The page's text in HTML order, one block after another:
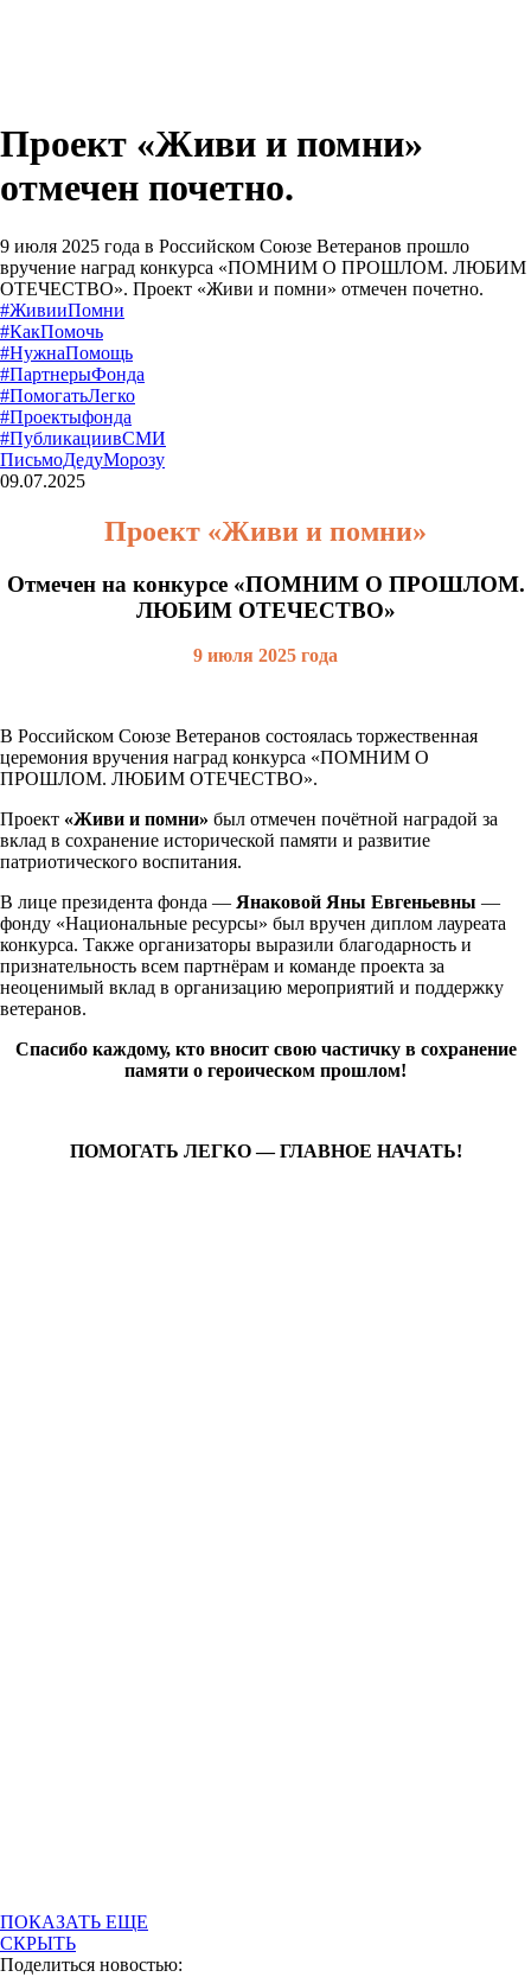
Проект «Живи и помни»
отмечен почетно.
9 июля 2025 года в Российском Союзе Ветеранов прошло
вручение наград конкурса «ПОМНИМ О ПРОШЛОМ. ЛЮБИМ
ОТЕЧЕСТВО». Проект «Живи и помни» отмечен почетно.
09.07.2025
Проект «Живи и помни»
Отмечен на конкурсе «ПОМНИМ О ПРОШЛОМ.
ЛЮБИМ ОТЕЧЕСТВО»
9 июля 2025 года
В Российском Союзе Ветеранов состоялась торжественная
церемония вручения наград конкурса «ПОМНИМ О
ПРОШЛОМ. ЛЮБИМ ОТЕЧЕСТВО».
Проект «Живи и помни» был отмечен почётной наградой за
вклад в сохранение исторической памяти и развитие
патриотического воспитания.
В лице президента фонда — Янаковой Яны Евгеньевны —
фонду «Национальные ресурсы» был вручен диплом лауреата
конкурса. Также организаторы выразили благодарность и
признательность всем партнёрам и команде проекта за
неоценимый вклад в организацию мероприятий и поддержку
ветеранов.
Спасибо каждому, кто вносит свою частичку в сохранение
памяти о героическом прошлом!
ПОМОГАТЬ ЛЕГКО — ГЛАВНОЕ НАЧАТЬ!
ПОКАЗАТЬ ЕЩЕ
СКРЫТЬ
Поделиться новостью: